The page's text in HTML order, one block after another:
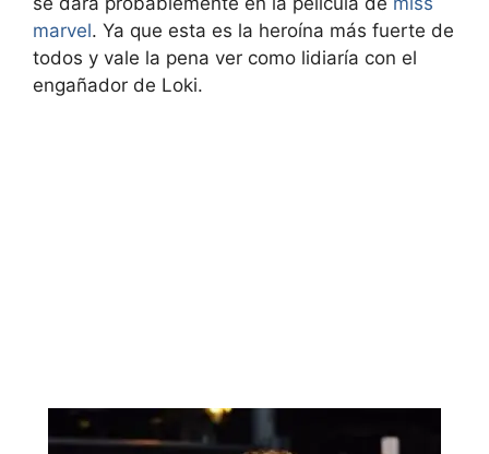
marvel. Ya que esta es la heroína más fuerte de
todos y vale la pena ver como lidiaría con el
engañador de Loki.